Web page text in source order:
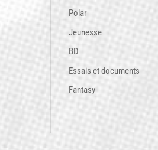
Polar
Jeunesse
BD
Essais et documents
Fantasy